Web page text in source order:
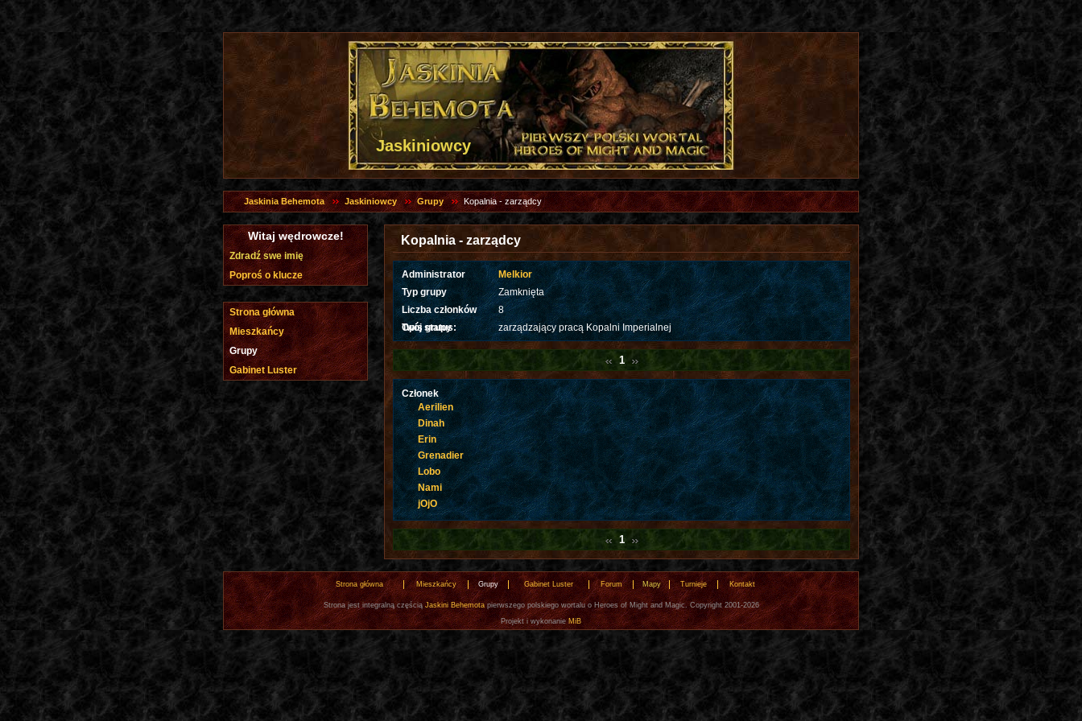
Jaskiniowcy
Jaskinia Behemota Jaskiniowcy Grupy Kopalnia - zarządcy
Kopalnia - zarządcy
Administrator
Melkior
Typ grupy
Zamknięta
Liczba członków
8
Twój status:
Opis grupy zarządzający pracą Kopalni Imperialnej
1
Członek
Aerilien
Dinah
Erin
Grenadier
Lobo
Nami
jOjO
1
Witaj wędrowcze!
Zdradź swe imię
Poproś o klucze
Strona główna
Mieszkańcy
Grupy
Gabinet Luster
Strona główna Mieszkańcy Grupy Gabinet Luster Forum Mapy Turnieje Kontakt
Strona jest integralną częścią Jaskini Behemotapierwszego polskiego wortalu o Heroes of Might and Magic. Copyright 2001-2026
Projekt i wykonanieMiB